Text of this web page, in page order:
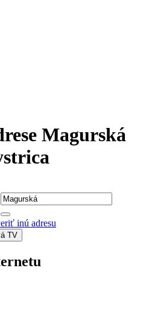
Magurská
inú adresu
TV